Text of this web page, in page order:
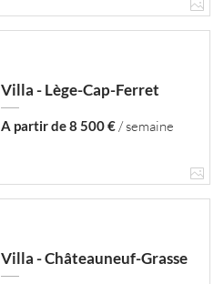
Villa - Lège-Cap-Ferret
A partir de 8 500 €/ semaine
Villa - Châteauneuf-Grasse